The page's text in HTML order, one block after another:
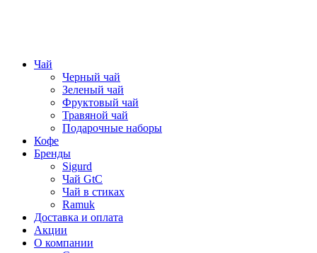
Чай
Черный чай
Зеленый чай
Фруктовый чай
Травяной чай
Подарочные наборы
Кофе
Бренды
Sigurd
Чай GtC
Чай в стиках
Ramuk
Доставка и оплата
Акции
О компании